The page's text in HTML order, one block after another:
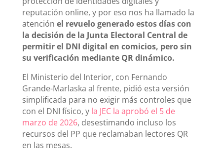
reputación online, y por eso nos ha llamado la
atención el revuelo generado estos días con
la decisión de la Junta Electoral Central de
permitir el DNI digital en comicios, pero sin
su verificación mediante QR dinámico.
El Ministerio del Interior, con Fernando
Grande-Marlaska al frente, pidió esta versión
simplificada para no exigir más controles que
con el DNI físico, y la JEC la aprobó el 5 de
marzo de 2026, desestimando incluso los
recursos del PP que reclamaban lectores QR
en las mesas.